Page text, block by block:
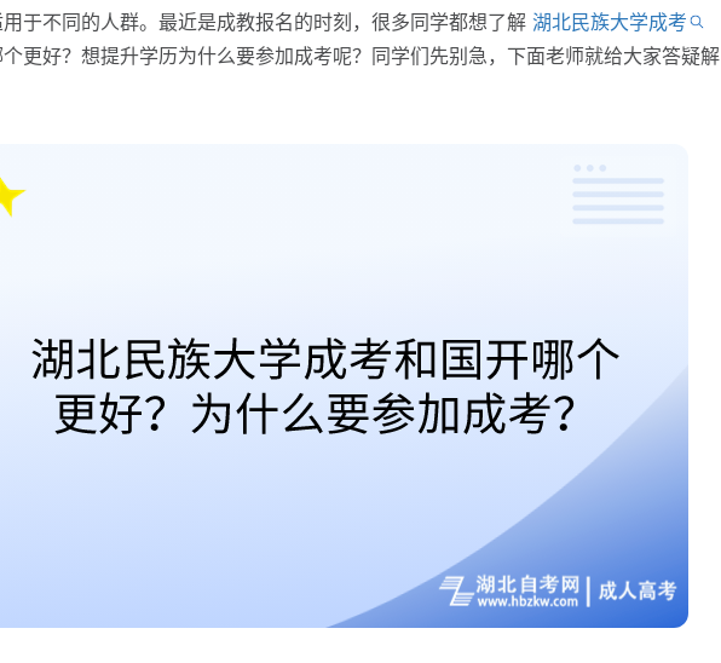
于不同的人群。最近是成教报名的时刻，很多同学都想了解 湖北民族大学成考
更好？想提升学历为什么要参加成考呢？同学们先别急，下面老师就给大家答疑解